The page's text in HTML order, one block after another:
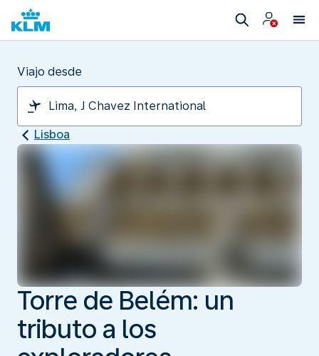
Viajo desde
Lisboa
Torre de Belém: un
tributo a los